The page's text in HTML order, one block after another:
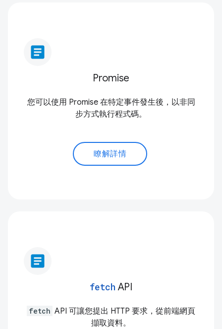
article
Promise
您可以使用 Promise 在特定事件發生後，以非同
步方式執行程式碼。
瞭解詳情
article
fetch API
fetch API 可讓您提出 HTTP 要求，從前端網頁
擷取資料。